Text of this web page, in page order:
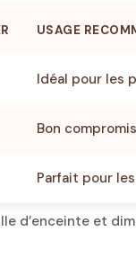
d’enceinte et
USAGE
Idéal pour les
Bon compromis
Parfait pour